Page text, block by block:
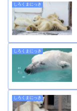
しろくまにっき
しろくまにっき
しろくまにっき